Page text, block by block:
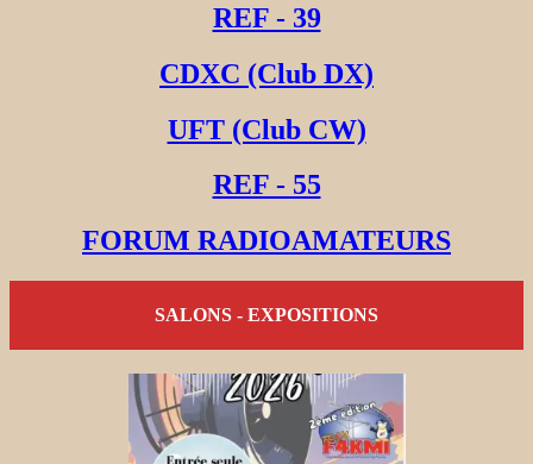
REF - 39
CDXC (Club DX)
UFT (Club CW)
REF - 55
FORUM RADIOAMATEURS
SALONS - EXPOSITIONS